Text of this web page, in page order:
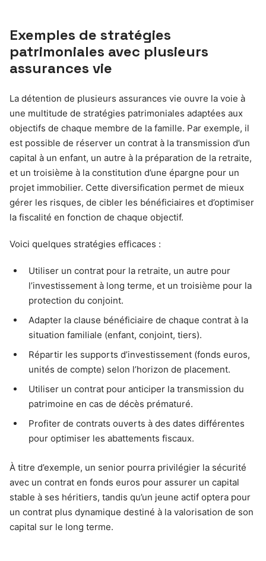
Exemples de stratégies
patrimoniales avec plusieurs
assurances vie
La détention de plusieurs assurances vie ouvre la voie à
une multitude de stratégies patrimoniales adaptées aux
objectifs de chaque membre de la famille. Par exemple, il
est possible de réserver un contrat à la transmission d’un
capital à un enfant, un autre à la préparation de la retraite,
et un troisième à la constitution d’une épargne pour un
projet immobilier. Cette diversification permet de mieux
gérer les risques, de cibler les bénéficiaires et d’optimiser
la fiscalité en fonction de chaque objectif.
Voici quelques stratégies efficaces :
Utiliser un contrat pour la retraite, un autre pour
l’investissement à long terme, et un troisième pour la
protection du conjoint.
Adapter la clause bénéficiaire de chaque contrat à la
situation familiale (enfant, conjoint, tiers).
Répartir les supports d’investissement (fonds euros,
unités de compte) selon l’horizon de placement.
Utiliser un contrat pour anticiper la transmission du
patrimoine en cas de décès prématuré.
Profiter de contrats ouverts à des dates différentes
pour optimiser les abattements fiscaux.
À titre d’exemple, un senior pourra privilégier la sécurité
avec un contrat en fonds euros pour assurer un capital
stable à ses héritiers, tandis qu’un jeune actif optera pour
un contrat plus dynamique destiné à la valorisation de son
capital sur le long terme.